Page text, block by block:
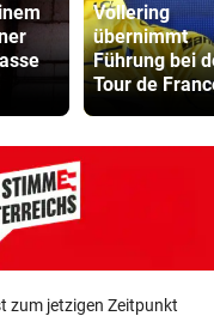
Vollering
übernimmt
Führung bei
Tour de
zum jetzigen Zeitpunkt